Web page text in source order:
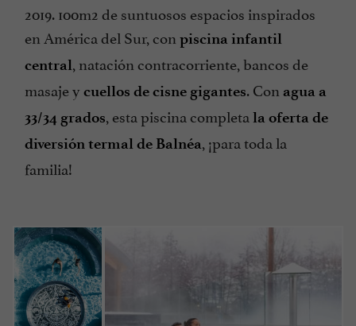
2019. 100m2 de suntuosos espacios inspirados
en América del Sur, con piscina infantil
central, natación contracorriente, bancos de
masaje y cuellos de cisne gigantes. Con agua a
33/34 grados, esta piscina completa la oferta de
diversión termal de Balnéa, ¡para toda la
familia!